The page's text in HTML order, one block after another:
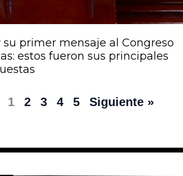
primer mensaje al Congreso
estos fueron sus principales
1 2 3 4 5 Siguiente »